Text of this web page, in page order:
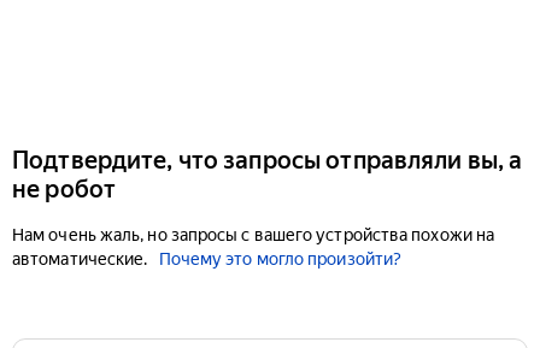
Подтвердите, что запросы отправляли вы, а
не робот
Нам очень жаль, но запросы с вашего устройства похожи на
автоматические.
Почему это могло произойти?